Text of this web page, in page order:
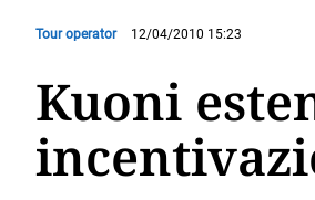
Tour operator 12/04/2010 15:23
Kuoni